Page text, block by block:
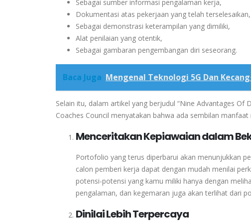
Sebagai sumber informasi pengalaman kerja,
Dokumentasi atas pekerjaan yang telah terselesaikan,
Sebagai demonstrasi keterampilan yang dimiliki,
Alat penilaian yang otentik,
Sebagai gambaran pengembangan diri seseorang.
Baca Juga Mengenal Teknologi 5G Dan
Selain itu, dalam artikel yang berjudul “Nine Advantages
Coaches Council menyatakan bahwa ada sembilan
Menceritakan Kepiawaian dalam
Portofolio yang terus diperbarui akan menunjukkan
calon pemberi kerja dapat dengan mudah menilai
potensi-potensi yang kamu miliki hanya dengan
pengalaman, dan kegemaran juga akan terlihat dari
Dinilai Lebih Terpercaya